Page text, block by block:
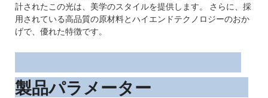
計されたこの光は、美学のスタイルを提供します。 さらに、採
用されている高品質の原材料とハイエンドテクノロジーのおか
げで、優れた特徴です。
製品パラメーター